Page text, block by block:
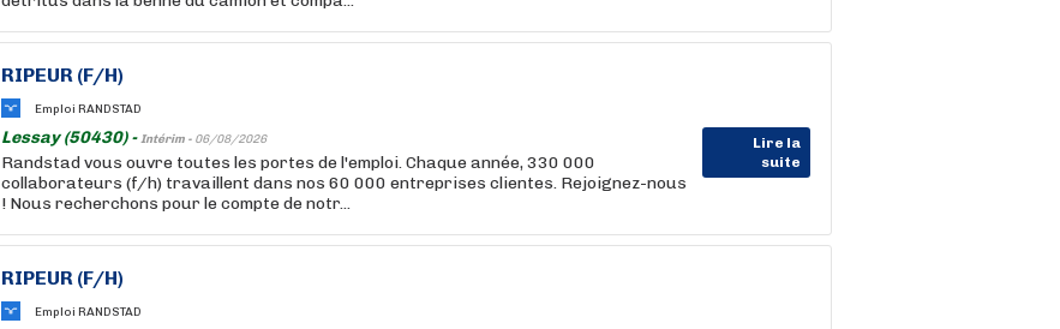
RIPEUR (F/H)
Emploi RANDSTAD
Lessay (50430) -Intérim - 06/08/2026
Lire la
suite
Randstad vous ouvre toutes les portes de l'emploi. Chaque année, 330 000
collaborateurs (f/h) travaillent dans nos 60 000 entreprises clientes. Rejoignez-nous
! Nous recherchons pour le compte de notr...
RIPEUR (F/H)
Emploi RANDSTAD